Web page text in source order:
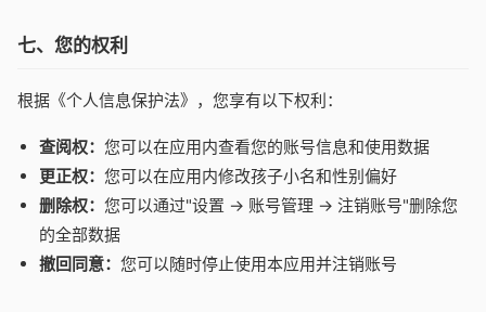
七、您的权利
根据《个人信息保护法》，您享有以下权利：
查阅权： 您可以在应用内查看您的账号信息和使用数据
更正权： 您可以在应用内修改孩子小名和性别偏好
删除权： 您可以通过"设置 → 账号管理 → 注销账号"删除您
的全部数据
撤回同意： 您可以随时停止使用本应用并注销账号